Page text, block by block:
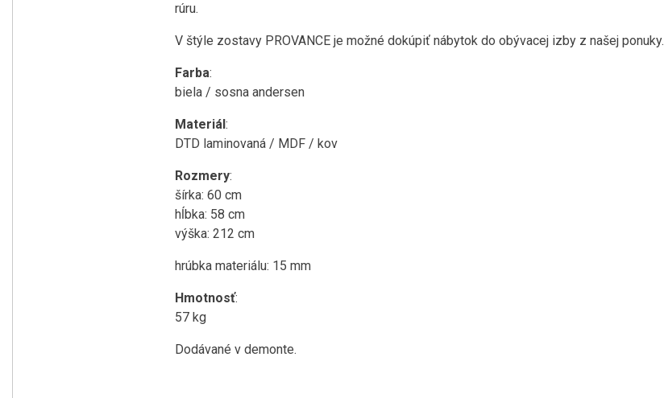
rúru.
V štýle zostavy PROVANCE je možné dokúpiť nábytok do obývacej izby z našej ponuky.
Farba:
biela / sosna andersen
Materiál:
DTD laminovaná / MDF / kov
Rozmery:
šírka: 60 cm
hĺbka: 58 cm
výška: 212 cm
hrúbka materiálu: 15 mm
Hmotnosť:
57 kg
Dodávané v demonte.